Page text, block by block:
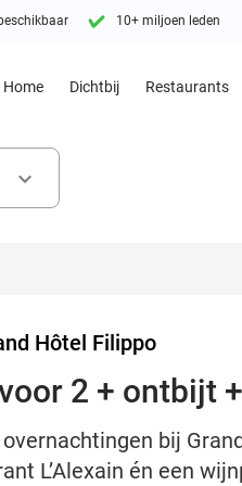
10+ miljoen leden
Home Dichtbij Restaurants
keyboard_arrow_down
Hôtel Filippo
2 + ontbijt
bij
L’Alexain én een